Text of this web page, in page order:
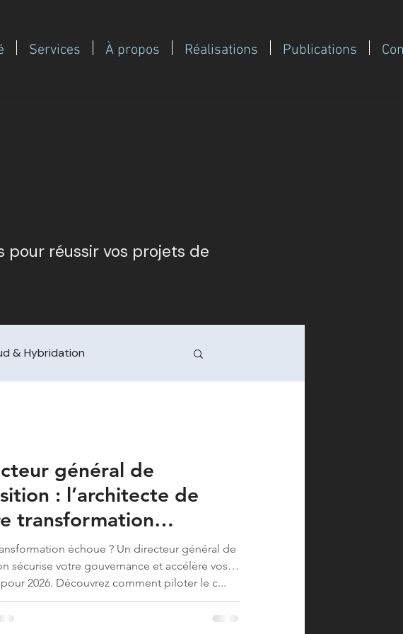
Services À propos Réalisations Publications
pour réussir vos projets de
& Hybridation
FinOps & Green IT
financier / performance op
Gestion de programme/PMO
général de
: l’architecte de
transformation
en 2026
échoue ? Un directeur général de
sécurise votre gouvernance et accélère vos
2026. Découvrez comment piloter le c...